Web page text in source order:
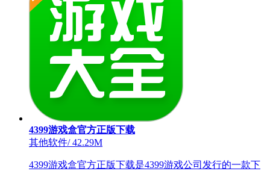
4399游戏盒官方正版下载
其他软件/42.29M
4399游戏盒官方正版下载是4399游戏公司发行的一款下